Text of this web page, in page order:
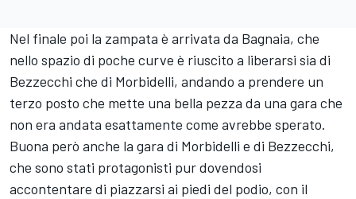
Nel finale poi la zampata è arrivata da Bagnaia, che
nello spazio di poche curve è riuscito a liberarsi sia di
Bezzecchi che di Morbidelli, andando a prendere un
terzo posto che mette una bella pezza da una gara che
non era andata esattamente come avrebbe sperato.
Buona però anche la gara di Morbidelli e di Bezzecchi,
che sono stati protagonisti pur dovendosi
accontentare di piazzarsi ai piedi del podio, con il